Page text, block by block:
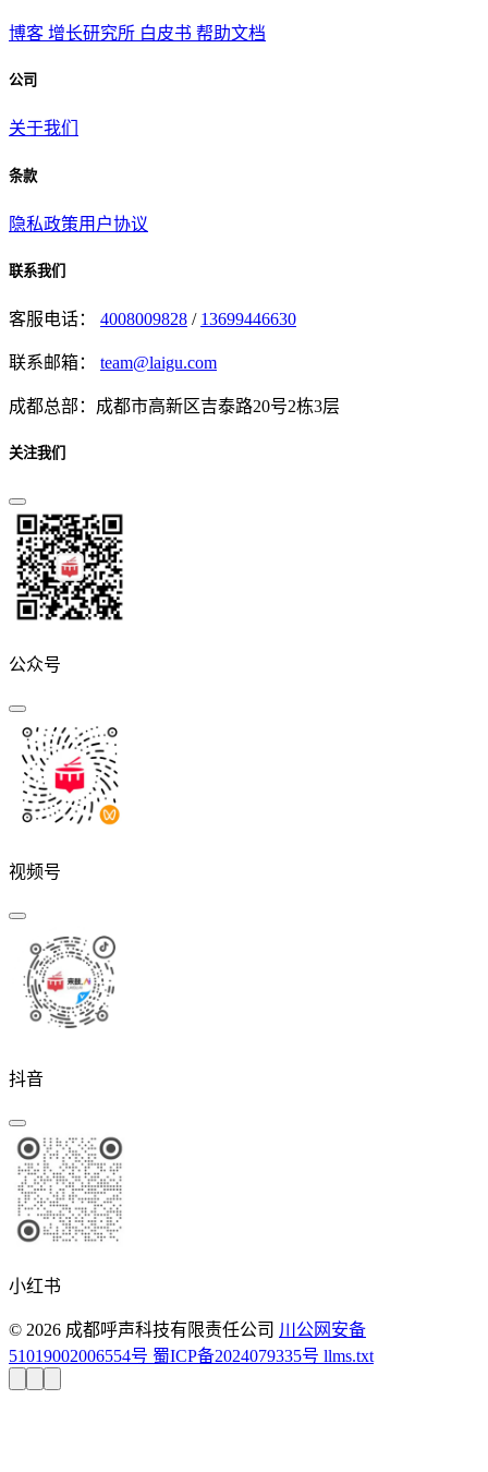
博客 增长研究所 白皮书 帮助文档
公司
关于我们
条款
隐私政策用户协议
联系我们
客服电话： 4008009828 / 13699446630
联系邮箱： team@laigu.com
成都总部：成都市高新区吉泰路20号2栋3层
关注我们
公众号
视频号
抖音
小红书
© 2026 成都呼声科技有限责任公司 川公网安备
51019002006554号 蜀ICP备2024079335号 llms.txt